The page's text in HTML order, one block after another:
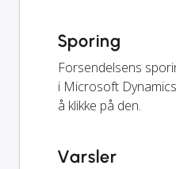
Sporing
Forsendelsens
i Microsoft
å klikke på den.
Varsler